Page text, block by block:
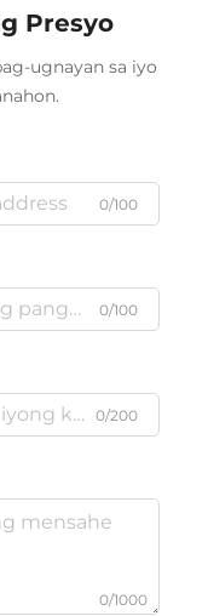
Presyo
ugnayan sa iyo
0/100
0/100
0/200
0/1000